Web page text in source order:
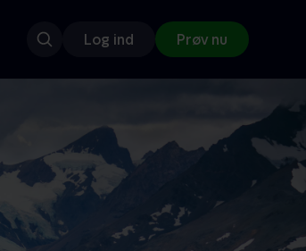
Log ind Prøv nu